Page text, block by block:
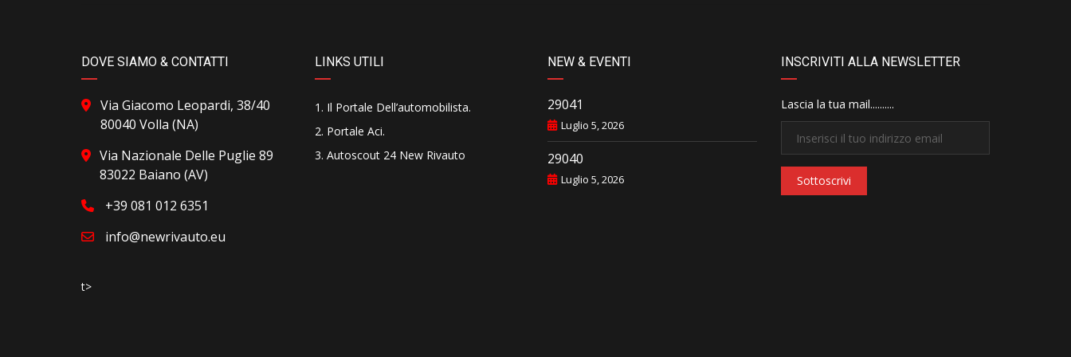
DOVE SIAMO & CONTATTI
Via Giacomo Leopardi, 38/40
80040 Volla (NA)
Via Nazionale Delle Puglie 89
83022 Baiano (AV)
+39 081 012 6351
info@newrivauto.eu
t>
LINKS UTILI
Il Portale Dell’automobilista.
Portale Aci.
Autoscout 24 New Rivauto
NEW & EVENTI
29041
Luglio 5, 2026
29040
Luglio 5, 2026
INSCRIVITI ALLA NEWSLETTER
Lascia la tua mail..........
Sottoscrivi